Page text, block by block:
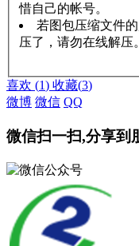
惜自己的帐号。
若图包压缩文件
压了，请勿在线解压。
喜欢 (1) 收藏(3)
微博 微信 QQ
微信扫一扫,分享到